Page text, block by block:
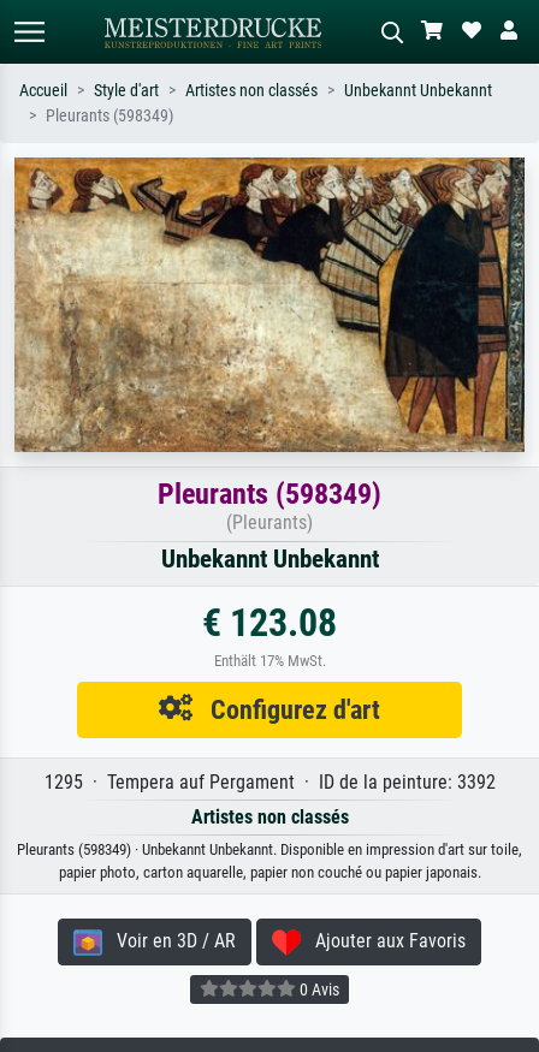
Recherchez par artiste, titre ou style –
ex. Monet, Nuit étoilée,
impressionnisme, vague de Hokusai,
nu.
Décrivez la scène – ex. prairie verte,
abstrait avec beaucoup de rouge,
tableau sombre, nu debout près d'un
arbre.
Accueil Style d'art Artistes non classés
Unbekannt Unbekannt
Pleurants (598349)
Pleurants (598349)
(Pleurants)
Unbekannt Unbekannt
€ 123.08
Enthält 17% MwSt.
Configurez d'art
1295 · Tempera auf Pergament · ID de la peinture: 3392
Artistes non classés
Pleurants (598349) · Unbekannt Unbekannt. Disponible en impression d'art sur toile,
papier photo, carton aquarelle, papier non couché ou papier japonais.
Voir en 3D / AR Ajouter aux Favoris
0 Avis